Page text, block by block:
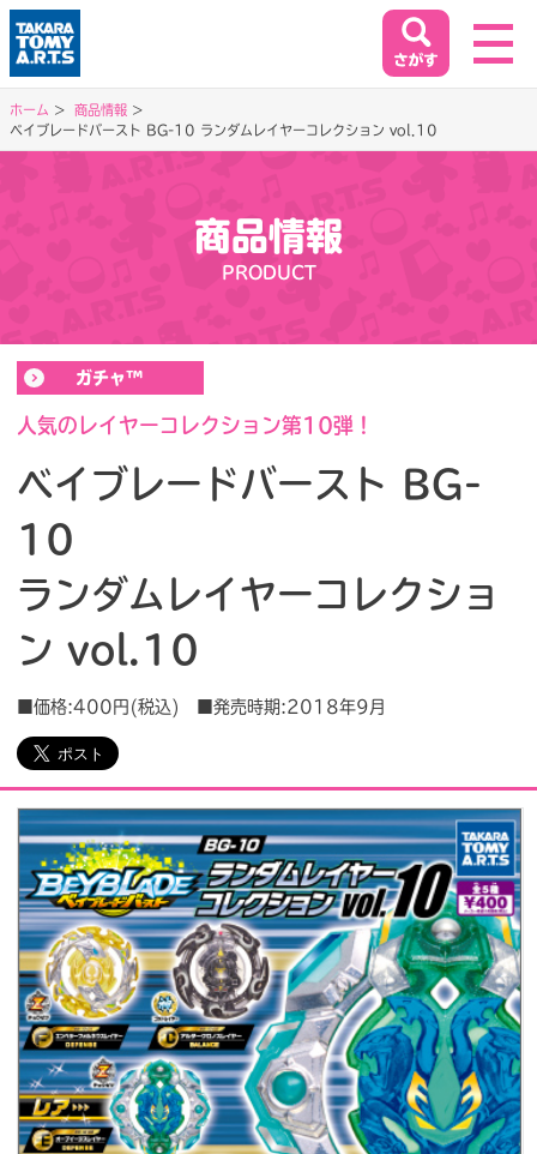
ホーム
イベント&キャンペーン
EVENT&CAMPAIGN
お客様相談室
会社情報 採用情報
ビジネスのお客様
閉じる
閉じる
ホーム
商品情報
ベイブレードバースト BG-10 ランダムレイヤーコレクション vol.10
商品情報
PRODUCT
ガチャ™
人気のレイヤーコレクション第10弾！
ベイブレードバースト BG-
10
ランダムレイヤーコレクショ
ン vol.10
■価格:400円(税込) ■発売時期:2018年9月